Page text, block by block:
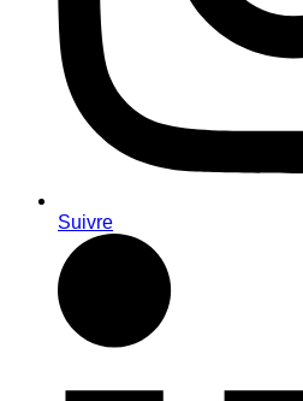
Suivre